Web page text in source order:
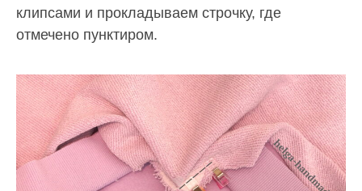
клипсами и прокладываем строчку, где
отмечено пунктиром.